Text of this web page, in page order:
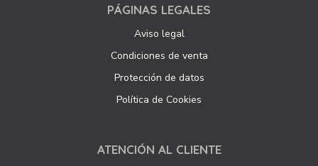
PÁGINAS LEGALES
Aviso legal
Condiciones de venta
Protección de datos
Política de Cookies
ATENCIÓN AL CLIENTE